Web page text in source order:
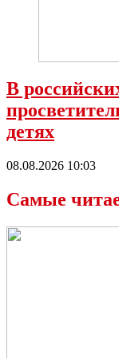
В
детях
08.08.2026 10:03
Самые